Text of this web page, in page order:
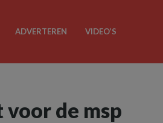
ADVERTEREN VIDEO’S
de msp